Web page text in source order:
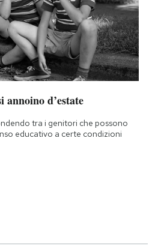
d’estate
tra i genitori che possono
educativo a certe condizioni